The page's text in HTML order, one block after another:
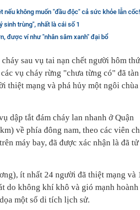
nếu không muốn "đầu độc" cả sức khỏe lẫn cốc!
sinh trùng", nhất là cái số 1
được ví như "nhân sâm xanh" đại bổ
sau vụ tai nạn chết người hôm
vụ cháy rừng "chưa từng có" đã
thiệt mạng và phá hủy một ngôi chùa
dập tắt đám cháy lan nhanh ở Quận
về phía đông nam, theo các viên
máy bay, đã được xác nhận là đã tử
ít nhất 24 người đã thiệt mạng và
do không khí khô và gió mạnh hoành
một số di tích lịch sử.